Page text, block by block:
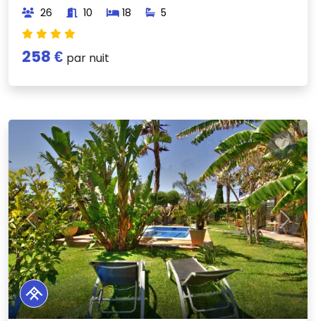
26 10 18 5
258 € par nuit
Previous Next